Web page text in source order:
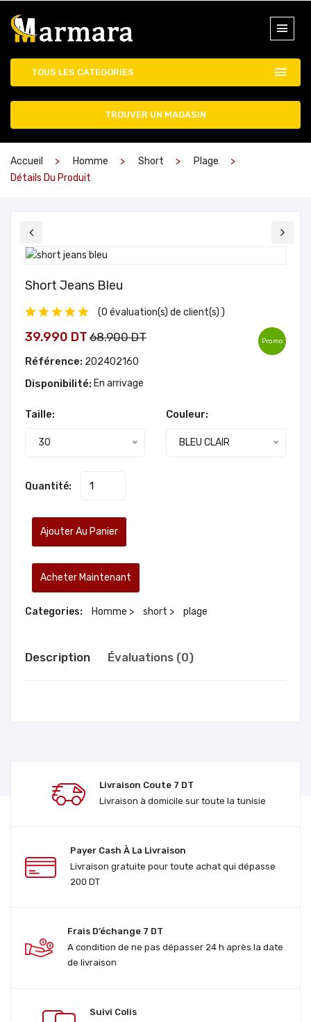
TOUS LES CATEGORIES
TROUVER UN MAGASIN
Accueil Homme Short
Plage
Détails Du Produit
Short Jeans Bleu
Promo
(0 évaluation(s) de client(s) )
39.990 DT 68.900 DT
Référence: 202402160
Disponibilité: En arrivage
Taille:
30
Couleur:
BLEU CLAIR
Quantité:
Ajouter Au Panier
Acheter Maintenant
Categories: Homme > short > plage
Description Évaluations (0)
Livraison Coute 7 DT
Livraison à domicile sur toute la tunisie
Payer Cash À La Livraison
Livraison gratuite pour toute achat qui dépasse
200 DT
Frais D’échange 7 DT
A condition de ne pas dépasser 24 h après la date
de livraison
Suivi Colis